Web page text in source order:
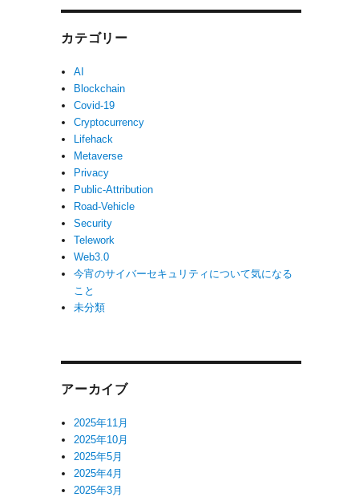
カテゴリー
AI
Blockchain
Covid-19
Cryptocurrency
Lifehack
Metaverse
Privacy
Public-Attribution
Road-Vehicle
Security
Telework
Web3.0
今宵のサイバーセキュリティについて気になる
こと
未分類
アーカイブ
2025年11月
2025年10月
2025年5月
2025年4月
2025年3月